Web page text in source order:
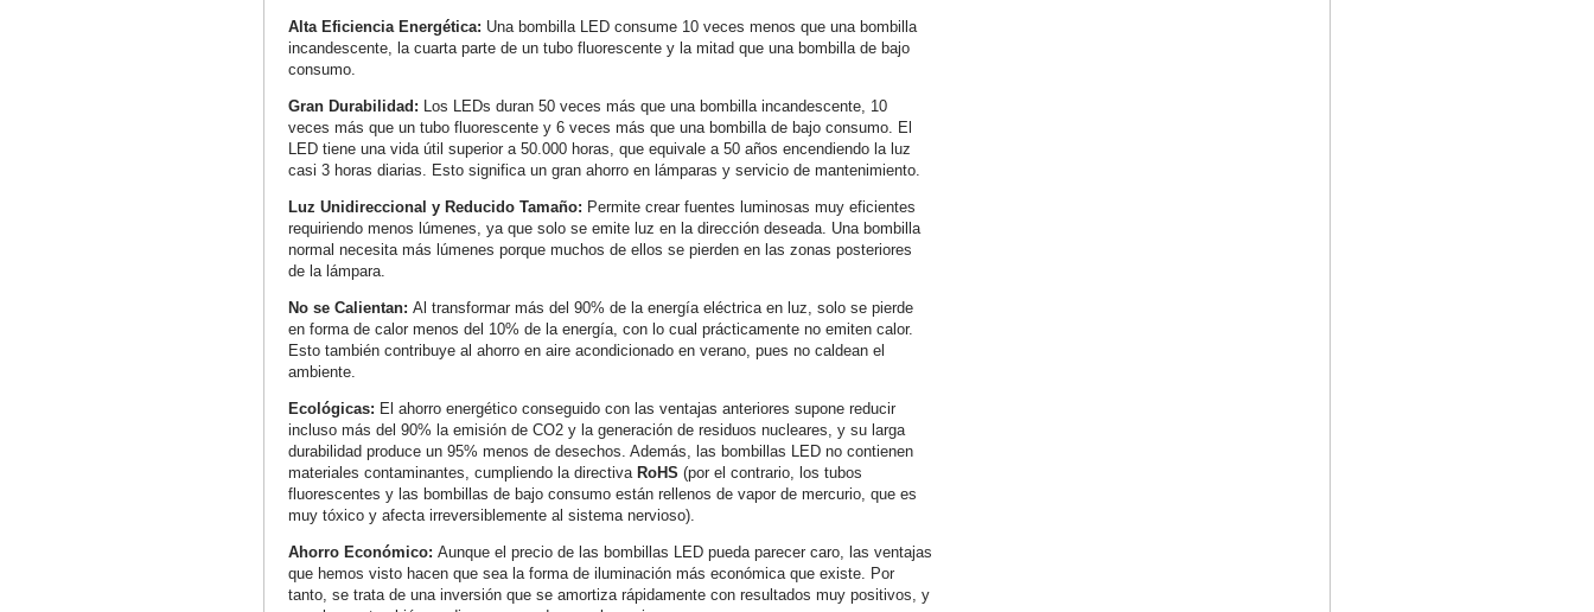
Alta Eficiencia Energética: Una bombilla LED consume 10 veces menos que una bombilla
incandescente, la cuarta parte de un tubo fluorescente y la mitad que una bombilla de bajo
consumo.
Gran Durabilidad: Los LEDs duran 50 veces más que una bombilla incandescente, 10
veces más que un tubo fluorescente y 6 veces más que una bombilla de bajo consumo. El
LED tiene una vida útil superior a 50.000 horas, que equivale a 50 años encendiendo la luz
casi 3 horas diarias. Esto significa un gran ahorro en lámparas y servicio de mantenimiento.
Luz Unidireccional y Reducido Tamaño: Permite crear fuentes luminosas muy eficientes
requiriendo menos lúmenes, ya que solo se emite luz en la dirección deseada. Una bombilla
normal necesita más lúmenes porque muchos de ellos se pierden en las zonas posteriores
de la lámpara.
No se Calientan: Al transformar más del 90% de la energía eléctrica en luz, solo se pierde
en forma de calor menos del 10% de la energía, con lo cual prácticamente no emiten calor.
Esto también contribuye al ahorro en aire acondicionado en verano, pues no caldean el
ambiente.
Ecológicas: El ahorro energético conseguido con las ventajas anteriores supone reducir
incluso más del 90% la emisión de CO2 y la generación de residuos nucleares, y su larga
durabilidad produce un 95% menos de desechos. Además, las bombillas LED no contienen
materiales contaminantes, cumpliendo la directiva RoHS (por el contrario, los tubos
fluorescentes y las bombillas de bajo consumo están rellenos de vapor de mercurio, que es
muy tóxico y afecta irreversiblemente al sistema nervioso).
Ahorro Económico: Aunque el precio de las bombillas LED pueda parecer caro, las ventajas
que hemos visto hacen que sea la forma de iluminación más económica que existe. Por
tanto, se trata de una inversión que se amortiza rápidamente con resultados muy positivos, y